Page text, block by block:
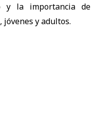
y la importancia de
jóvenes y adultos.